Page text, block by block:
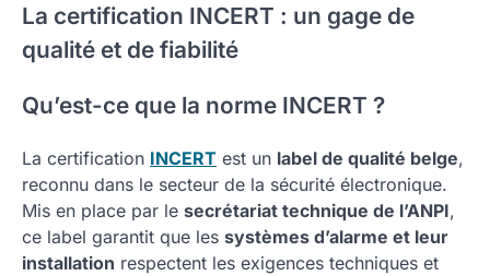
La certification INCERT : un gage de
qualité et de fiabilité
Qu’est-ce que la norme INCERT ?
La certification INCERT est un label de qualité belge,
reconnu dans le secteur de la sécurité électronique.
Mis en place par le secrétariat technique de l’ANPI,
ce label garantit que les systèmes d’alarme et leur
installation respectent les exigences techniques et